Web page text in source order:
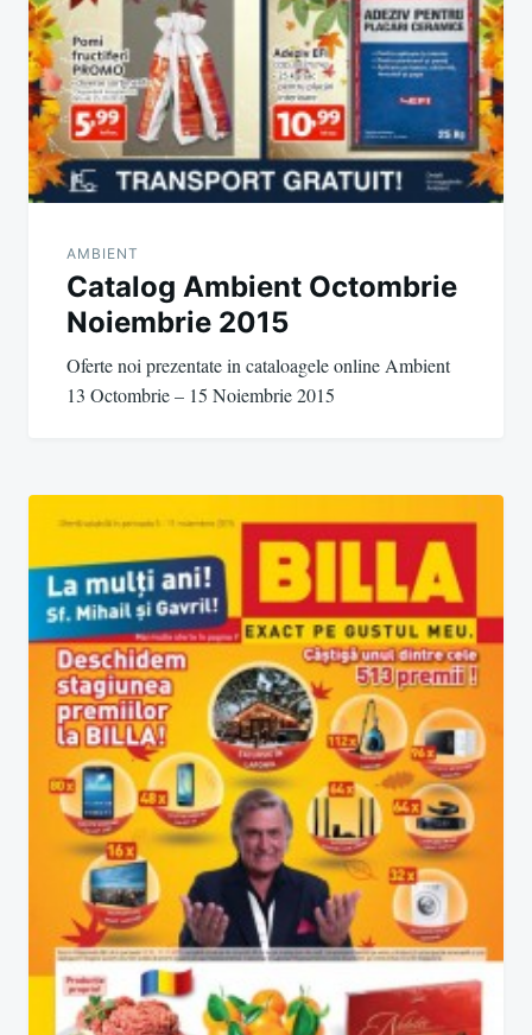
AMBIENT
Catalog Ambient Octombrie
Noiembrie 2015
Oferte noi prezentate in cataloagele online Ambient
13 Octombrie – 15 Noiembrie 2015